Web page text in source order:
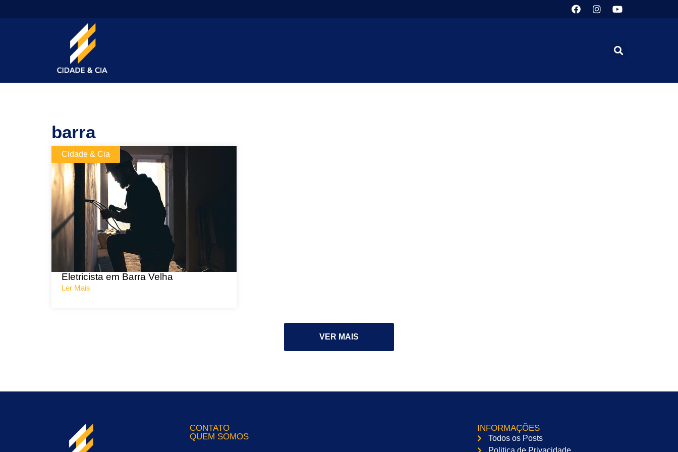
barra
Cidade & Cia
Eletricista em Barra Velha
Ler Mais
VER MAIS
CONTATO
QUEM SOMOS
INFORMAÇÕES
Todos os Posts
Politica de Privacidade